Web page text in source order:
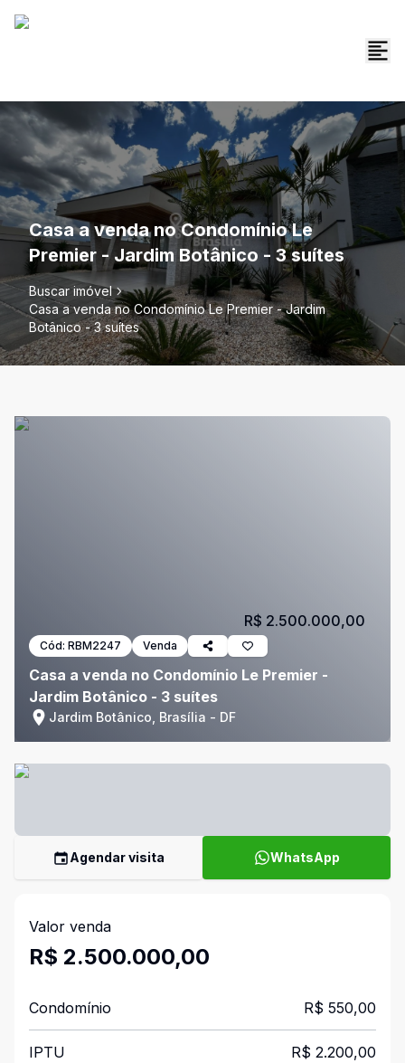
Casa a venda no Condomínio Le
Premier - Jardim Botânico - 3 suítes
Buscar imóvel
Casa a venda no Condomínio Le Premier - Jardim
Botânico - 3 suítes
Cód: RBM2247 Venda
Casa a venda no Condomínio Le Premier -
Jardim Botânico - 3 suítes
Jardim Botânico, Brasília - DF
R$ 2.500.000,00
Agendar visita WhatsApp
Valor venda
R$ 2.500.000,00
Condomínio R$ 550,00
IPTU R$ 2.200,00